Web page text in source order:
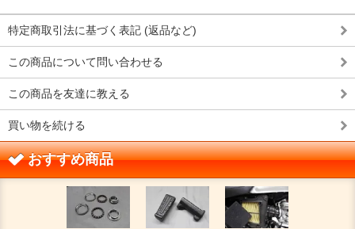
特定商取引法に基づく表記 (返品など)
この商品について問い合わせる
この商品を友達に教える
買い物を続ける
おすすめ商品